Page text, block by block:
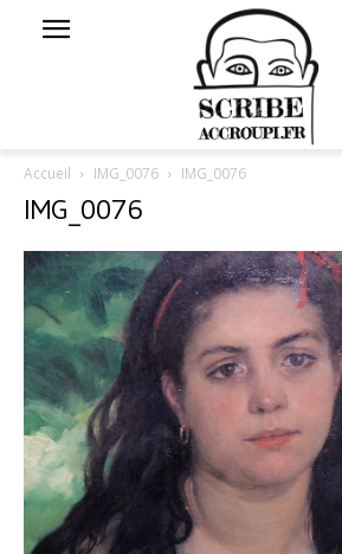
Accueil IMG_0076 IMG_0076
IMG_0076